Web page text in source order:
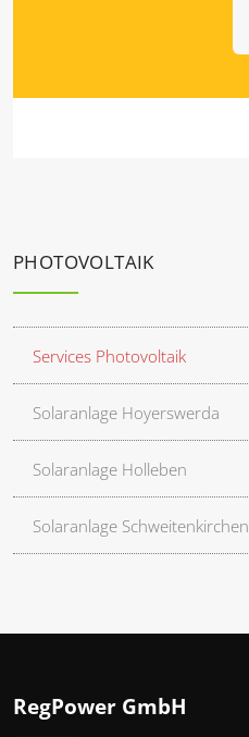
PHOTOVOLTAIK
Services Photovoltaik
Solaranlage Hoyerswerda
Solaranlage Holleben
Solaranlage Schweitenkirchen
RegPower GmbH